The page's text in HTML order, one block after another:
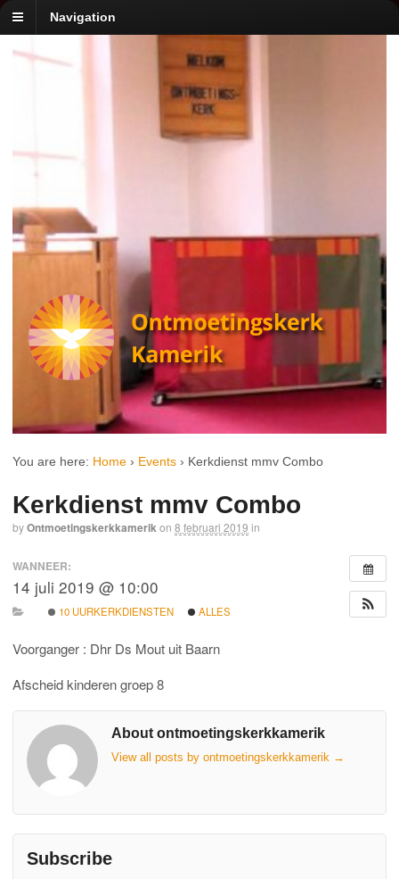
Navigation
You are here: Home › Events › Kerkdienst mmv Combo
Kerkdienst mmv Combo
byOntmoetingskerkkamerikon 8 februari 2019 in
WANNEER:
14 juli 2019 @ 10:00
10 UURKERKDIENSTEN ALLES
Voorganger : Dhr Ds Mout uit Baarn
Afscheid kinderen groep 8
About ontmoetingskerkkamerik
View all posts by ontmoetingskerkkamerik →
Subscribe